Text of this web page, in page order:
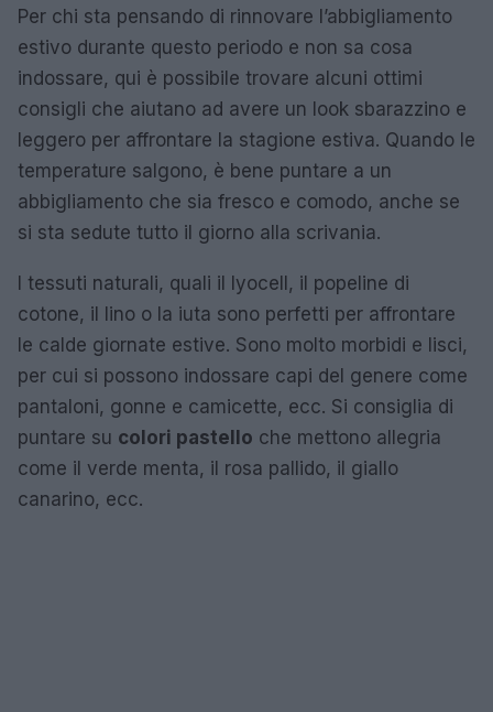
Per chi sta pensando di rinnovare l’abbigliamento
estivo durante questo periodo e non sa cosa
indossare, qui è possibile trovare alcuni ottimi
consigli che aiutano ad avere un look sbarazzino e
leggero per affrontare la stagione estiva. Quando le
temperature salgono, è bene puntare a un
abbigliamento che sia fresco e comodo, anche se
si sta sedute tutto il giorno alla scrivania.
I tessuti naturali, quali il lyocell, il popeline di
cotone, il lino o la iuta sono perfetti per affrontare
le calde giornate estive. Sono molto morbidi e lisci,
per cui si possono indossare capi del genere come
pantaloni, gonne e camicette, ecc. Si consiglia di
puntare su colori pastello che mettono allegria
come il verde menta, il rosa pallido, il giallo
canarino, ecc.